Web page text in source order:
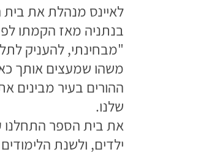
לאיינס מנהלת את
בנתניה מאז הקמתו
"מבחינתי, להעניק
משהו שמעצים אותך
ההורים בעיר מבינים
שלנו.
ילדים, ולשנת